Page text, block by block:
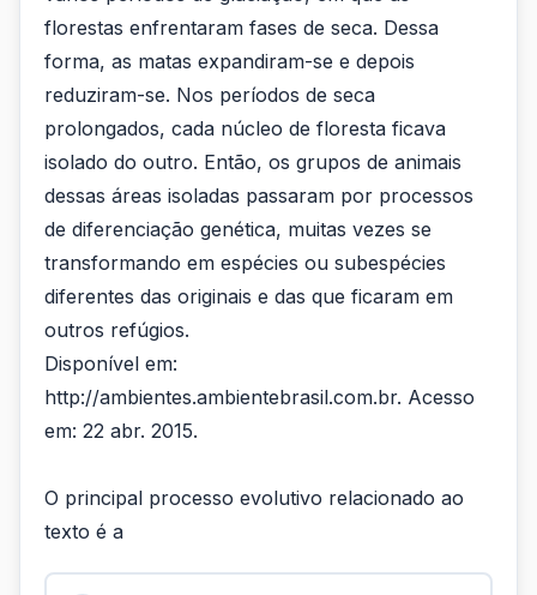
florestas enfrentaram fases de seca. Dessa
forma, as matas expandiram-se e depois
reduziram-se. Nos períodos de seca
prolongados, cada núcleo de floresta ficava
isolado do outro. Então, os grupos de animais
dessas áreas isoladas passaram por processos
de diferenciação genética, muitas vezes se
transformando em espécies ou subespécies
diferentes das originais e das que ficaram em
outros refúgios.
Disponível em:
http://ambientes.ambientebrasil.com.br. Acesso
em: 22 abr. 2015.
O principal processo evolutivo relacionado ao
texto é a